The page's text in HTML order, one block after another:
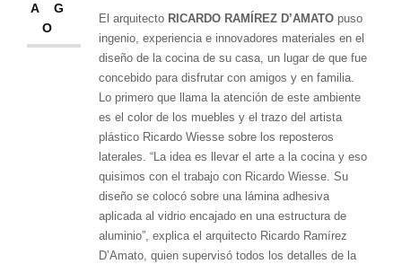
AG
O
El arquitecto RICARDO RAMÍREZ D’AMATO puso
ingenio, experiencia e innovadores materiales en el
diseño de la cocina de su casa, un lugar de que fue
concebido para disfrutar con amigos y en familia.
Lo primero que llama la atención de este ambiente
es el color de los muebles y el trazo del artista
plástico Ricardo Wiesse sobre los reposteros
laterales. “La idea es llevar el arte a la cocina y eso
quisimos con el trabajo con Ricardo Wiesse. Su
diseño se colocó sobre una lámina adhesiva
aplicada al vidrio encajado en una estructura de
aluminio”, explica el arquitecto Ricardo Ramírez
D’Amato, quien supervisó todos los detalles de la